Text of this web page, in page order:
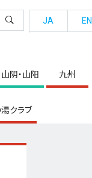
山阴・山阳 九州
クラブ
JA EN